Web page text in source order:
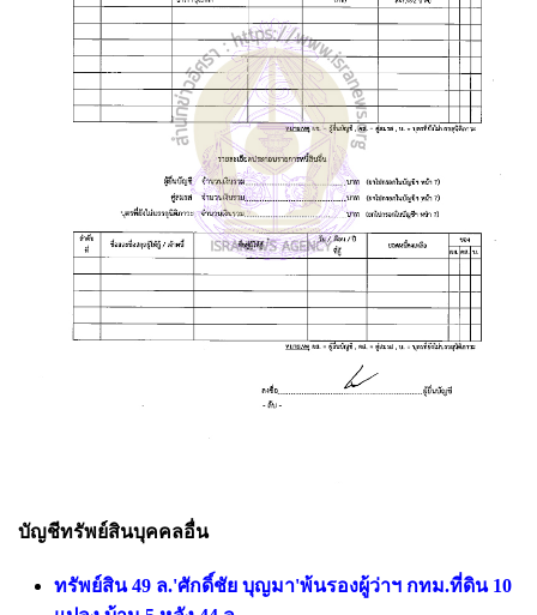
บัญชีทรัพย์สินบุคคลอื่น
ทรัพย์สิน 49 ล.'ศักดิ์ชัย บุญมา'พ้นรองผู้ว่าฯ กทม.ที่ดิน 10